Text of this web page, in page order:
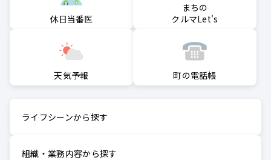
休日当番医
まちの
クルマLet's
天気予報 町の電話帳
ライフシーンから探す
組織・業務内容から探す